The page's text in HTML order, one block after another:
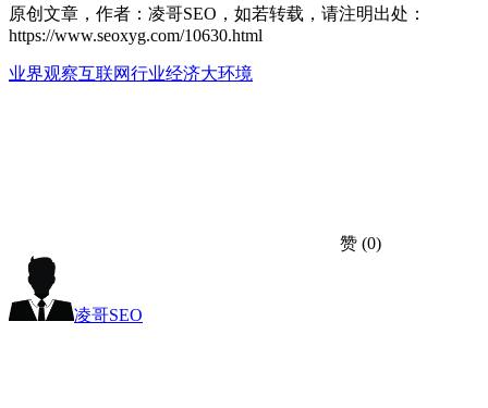
原创文章，作者：凌哥SEO，如若转载，请注明出处：
https://www.seoxyg.com/10630.html
业界观察互联网行业经济大环境
赞 (0)
凌哥SEO